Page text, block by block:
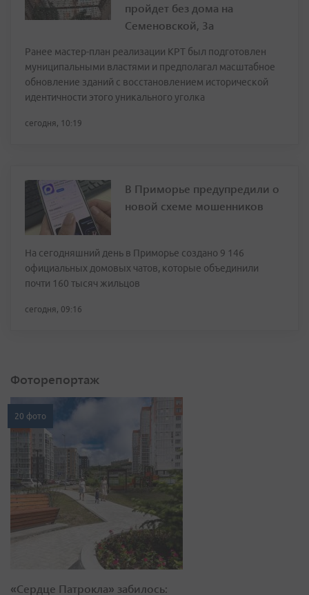
пройдет без дома на
Семеновской, 3а
Ранее мастер-план реализации КРТ был подготовлен
муниципальными властями и предполагал масштабное
обновление зданий с восстановлением исторической
идентичности этого уникального уголка
сегодня, 10:19
В Приморье предупредили о
новой схеме мошенников
На сегодняшний день в Приморье создано 9 146
официальных домовых чатов, которые объединили
почти 160 тысяч жильцов
сегодня, 09:16
Фоторепортаж
20 фото
«Сердце Патрокла» забилось: